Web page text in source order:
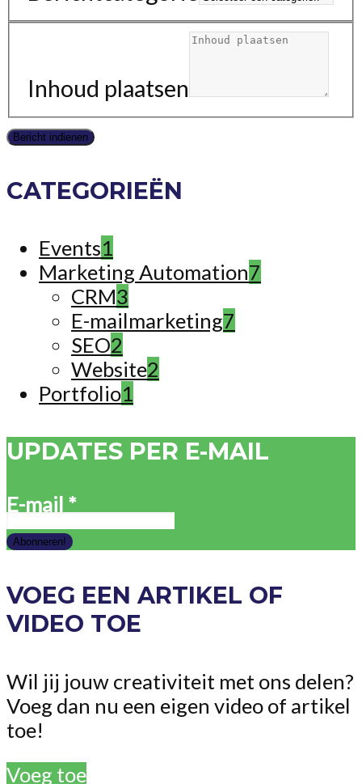
Inhoud plaatsen
CATEGORIEËN
Events1
Marketing Automation7
CRM3
E-mailmarketing7
SEO2
Website2
Portfolio1
UPDATES PER E-MAIL
E-mail *
VOEG EEN ARTIKEL OF
VIDEO TOE
Wil jij jouw creativiteit met ons delen?
Voeg dan nu een eigen video of artikel
toe!
Voeg toe